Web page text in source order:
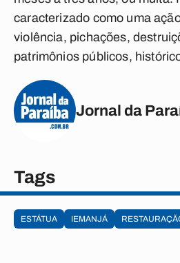
caracterizado como uma
violência, pichações,
patrimônios públicos,
Jornal da
Tags
ESTÁTUA IEMANJÁ